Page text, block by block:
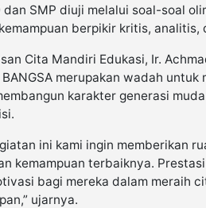
dan SMP diuji melalui soal-soal
berpikir kritis, analitis,
Cita Mandiri Edukasi, Ir.
BANGSA merupakan wadah
karakter generasi
ini kami ingin memberikan
kemampuan terbaiknya.
bagi mereka dalam meraih
ujarnya.